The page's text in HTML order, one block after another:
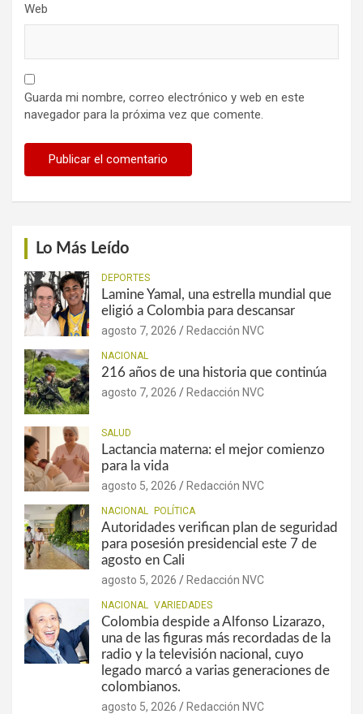
Web
Guarda mi nombre, correo electrónico y web en este
navegador para la próxima vez que comente.
Lo Más Leído
DEPORTES
Lamine Yamal, una estrella mundial que
eligió a Colombia para descansar
agosto 7, 2026 Redacción NVC
NACIONAL
216 años de una historia que continúa
agosto 7, 2026 Redacción NVC
SALUD
Lactancia materna: el mejor comienzo
para la vida
agosto 5, 2026 Redacción NVC
NACIONAL POLÍTICA
Autoridades verifican plan de seguridad
para posesión presidencial este 7 de
agosto en Cali
agosto 5, 2026 Redacción NVC
NACIONAL VARIEDADES
Colombia despide a Alfonso Lizarazo,
una de las figuras más recordadas de la
radio y la televisión nacional, cuyo
legado marcó a varias generaciones de
colombianos.
agosto 5, 2026 Redacción NVC